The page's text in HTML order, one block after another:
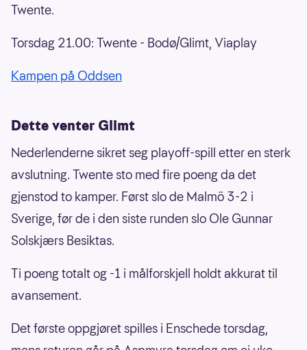
Twente.
Torsdag 21.00: Twente - Bodø/Glimt, Viaplay
Kampen på Oddsen
Dette venter Glimt
Nederlenderne sikret seg playoff-spill etter en sterk
avslutning. Twente sto med fire poeng da det
gjenstod to kamper. Først slo de Malmö 3-2 i
Sverige, før de i den siste runden slo Ole Gunnar
Solskjærs Besiktas.
Ti poeng totalt og -1 i målforskjell holdt akkurat til
avansement.
Det første oppgjøret spilles i Enschede torsdag,